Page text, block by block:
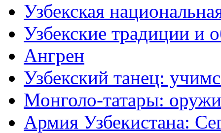
Узбекская
Узбекские традиции и
Ангрен
Узбекский танец:
Монголо-татары:
Армия Узбекистана: